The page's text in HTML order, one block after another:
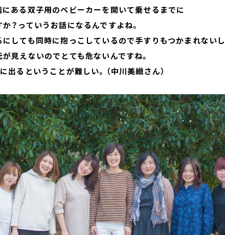
ある双子用のベビーカーを開いて乗せるまでに
？っていうお話になるんですよね。
しても同時に抱っこしているので手すりもつかまれないし
見えないのでとても危ないんですね。
出るということが難しい。（中川美織さん）